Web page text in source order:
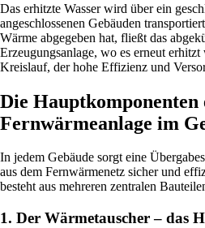
Das erhitzte Wasser wird über ein
angeschlossenen Gebäuden
Wärme abgegeben hat, fließt das
Erzeugungsanlage, wo es erneut
Kreislauf, der hohe Effizienz und
Die Hauptkomponenten
Fernwärmeanlage im
In jedem Gebäude sorgt eine
aus dem Fernwärmenetz sicher und
besteht aus mehreren zentralen
1. Der Wärmetauscher – das